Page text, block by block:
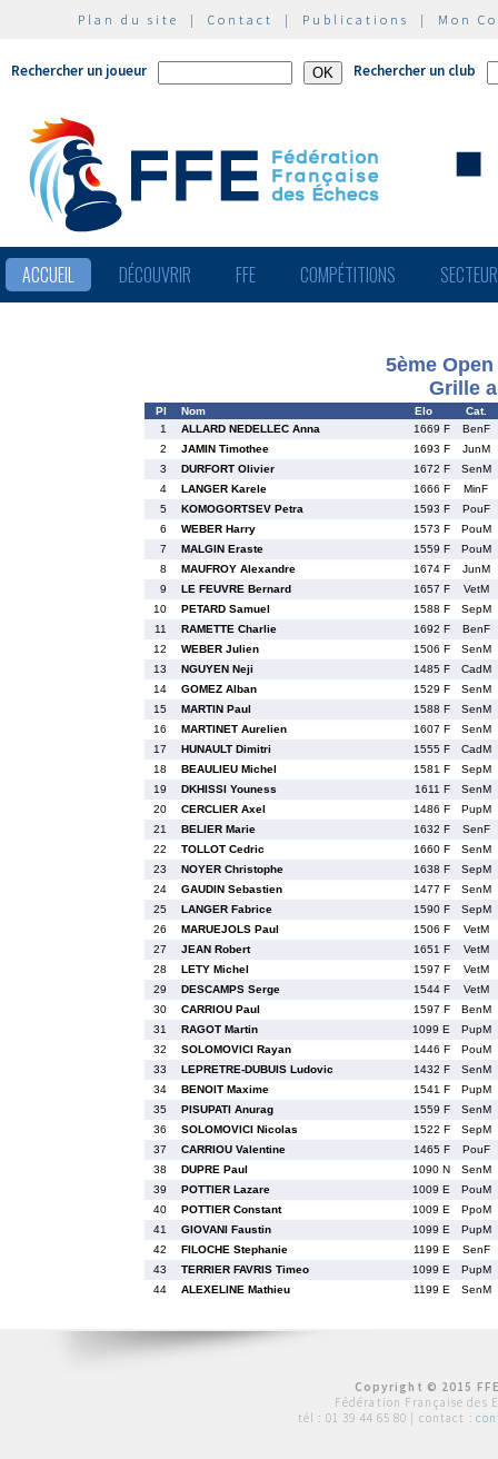
Plan du site | Contact | Publications | Mon
Rechercher un joueur Rechercher un club
ACCUEIL DÉCOUVRIR FFE COMPÉTITIONS
5ème
Grille
Pl Nom Elo
Cat.
1
ALLARD NEDELLEC Anna 1669 F
BenF
2
JAMIN Timothee 1693 F
JunM
3
DURFORT Olivier 1672 F
SenM
4
LANGER Karele 1666 F
MinF
5
KOMOGORTSEV Petra 1593 F
PouF
6
WEBER Harry 1573 F
PouM
7
MALGIN Eraste 1559 F
PouM
8
MAUFROY Alexandre 1674 F
JunM
9
LE FEUVRE Bernard 1657 F
VetM
10
PETARD Samuel 1588 F
SepM
11
RAMETTE Charlie 1692 F
BenF
12
WEBER Julien 1506 F
SenM
13
NGUYEN Neji 1485 F
CadM
14
GOMEZ Alban 1529 F
SenM
15
MARTIN Paul 1588 F
SenM
16
MARTINET Aurelien 1607 F
SenM
17
HUNAULT Dimitri 1555 F
CadM
18
BEAULIEU Michel 1581 F
SepM
19
DKHISSI Youness 1611 F
SenM
20
CERCLIER Axel 1486 F
PupM
21
BELIER Marie 1632 F
SenF
22
TOLLOT Cedric 1660 F
SenM
23
NOYER Christophe 1638 F
SepM
24
GAUDIN Sebastien 1477 F
SenM
25
LANGER Fabrice 1590 F
SepM
26
MARUEJOLS Paul 1506 F
VetM
27
JEAN Robert 1651 F
VetM
28
LETY Michel 1597 F
VetM
29
DESCAMPS Serge 1544 F
VetM
30
CARRIOU Paul 1597 F
BenM
31
RAGOT Martin 1099 E
PupM
32
SOLOMOVICI Rayan 1446 F
PouM
33
LEPRETRE-DUBUIS Ludovic 1432 F
SenM
34
BENOIT Maxime 1541 F
PupM
35
PISUPATI Anurag 1559 F
SenM
36
SOLOMOVICI Nicolas 1522 F
SepM
37
CARRIOU Valentine 1465 F
PouF
38
DUPRE Paul 1090 N
SenM
39
POTTIER Lazare 1009 E
PouM
40
POTTIER Constant 1009 E
PpoM
41
GIOVANI Faustin 1099 E
PupM
42
FILOCHE Stephanie 1199 E
SenF
43
TERRIER FAVRIS Timeo 1099 E
PupM
44
ALEXELINE Mathieu 1199 E SenM
Copyright © 2015
Fédération Française des
tél : 01 39 44 65 80 | contact :